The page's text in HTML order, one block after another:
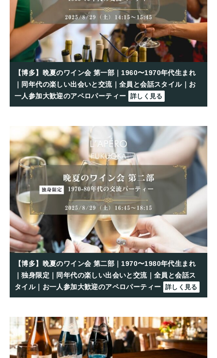
【博多】晩夏のワイン会 第一部｜1960〜1970年代生まれ
｜同年代の楽しい出会いと交流｜全員と会話スタイル｜お
一人参加大歓迎のアペロパーティー 詳しく見る
【博多】晩夏のワイン会 第二部｜1970〜1980年代生まれ
｜独身限定｜同年代の楽しい出会いと交流｜全員と会話ス
タイル｜お一人参加大歓迎のアペロパーティー 詳しく見る